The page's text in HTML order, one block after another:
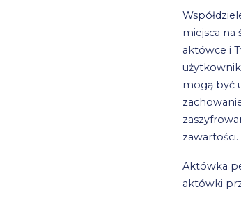
miejsca na
aktówce i
mogą być
zawartości.
Aktówka
aktówki